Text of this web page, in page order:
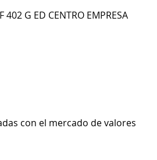
402 G ED CENTRO EMPRESA
con el mercado de valores